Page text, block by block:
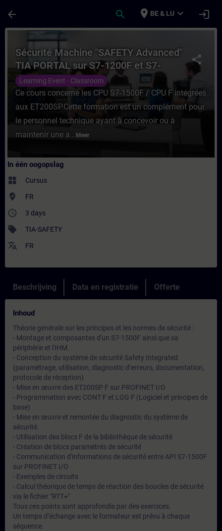
arrow_back search place BE & LU expand_more login
Cursus - Sécurité Machine "SAFETY
share
Sécurité Machine "SAFETY Advanced"
TIA PORTAL sur S7-1200F et S7-
1500F
Learning Event - Classroom
Ce cours concerne les CPU S7-1500F / CPU F intégrées
aux ET200SP.Cette formation est un complément pour
le personnel technique ayant à concevoir ou à
maintenir une a... Meer
In één oogopslag
widgets Cursus
where_to_vote FR
access_time 3 days
sell TIA-SAFETY
translate FR
Beschrijving Data en registratie Offerte
Inhoud
Théorie générale sur les principes et les normes de sécurité :
- Montage et composantes d'un S7-1500F ainsi que sa
périphérie et l'IHM.
- Conception du système de sécurité Safety Integrated
(paramétrage, utilisation, diagnostic d’erreurs, documentation,
protocole de réception)
- Mise en œuvre des ET200SP F sur PROFINET I/O
- Programmation avec CONT F et LOG F (Logiciel et principes de
base)
- Mise en œuvre et remontée du diagnostic du système de
sécurité.
- Utilisation des blocs F de la bibliothèque de sécurité
- Création de blocs paramétrés de sécurité
- Communication d'informations de sécurité entre API S7-1500F
sur PROFINET I/O
- Exemples de circuits
- Calcul théorique de temps de réaction des boucles de sécurité
via le fichier "RTT+"
Tous ces points sont approfondis par des exercices.
Un temps d’échange avec le formateur est prévu à chaque
séquence.